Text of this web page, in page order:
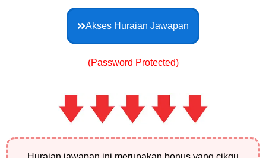
Akses Huraian Jawapan
(Password Protected)